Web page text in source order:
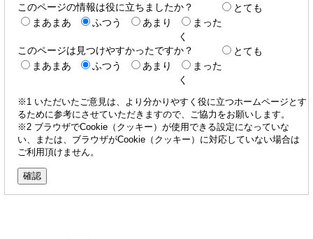
このページの情報は役に立ちましたか？
とても
まあまあ
ふつう あまり
まった
く
このページは見つけやすかったですか？
とても
まあまあ
ふつう あまり
まった
く
※1 いただいたご意見は、より分かりやすく役に立つホームページとす
るために参考にさせていただきますので、ご協力をお願いします。
※2 ブラウザでCookie（クッキー）が使用できる設定になっていな
い、または、ブラウザがCookie（クッキー）に対応していない場合は
ご利用頂けません。